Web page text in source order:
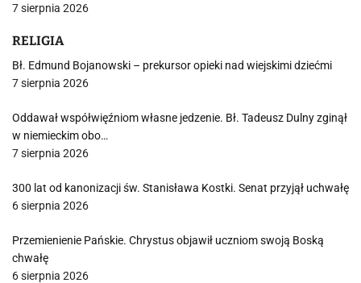
7 sierpnia 2026
RELIGIA
Bł. Edmund Bojanowski – prekursor opieki nad wiejskimi dziećmi
7 sierpnia 2026
Oddawał współwięźniom własne jedzenie. Bł. Tadeusz Dulny zginął
w niemieckim obo…
7 sierpnia 2026
300 lat od kanonizacji św. Stanisława Kostki. Senat przyjął uchwałę
6 sierpnia 2026
Przemienienie Pańskie. Chrystus objawił uczniom swoją Boską
chwałę
6 sierpnia 2026